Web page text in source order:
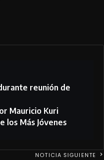
reunión de
Mauricio Kuri
los Más Jóvenes
NOTICIA SIGUIENTE